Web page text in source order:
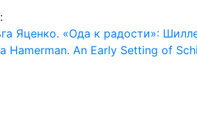
Яценко. «Ода к радости»:
Hamerman. An Early Setting of